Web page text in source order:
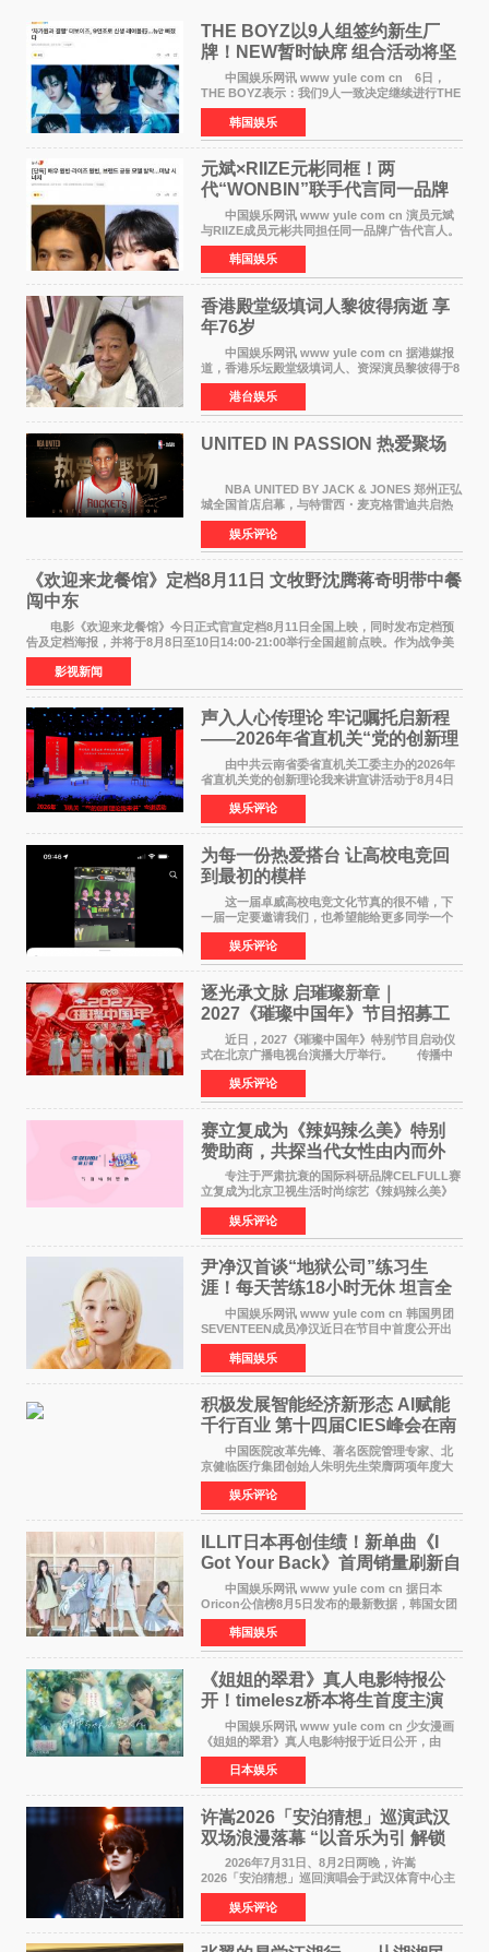
THE BOYZ以9人组签约新生厂
牌！NEW暂时缺席 组合活动将坚
定不移继续
中国娱乐网讯 www yule com cn 6日，
THE BOYZ表示：我们9人一致决定继续进行THE
BOYZ组合活动，并且已经完成了组合团体活动
签约。目前正在新生厂牌下进行活动准备。尚未
离开THE BOYZ原所
韩国娱乐
元斌×RIIZE元彬同框！两
代“WONBIN”联手代言同一品牌
颜值天花板合体
中国娱乐网讯 www yule com cn 演员元斌
与RIIZE成员元彬共同担任同一品牌广告代言人。
6日据独家报道，继演员元斌之后，RIIZE元彬最
近也被选为某在线中介平台A公司的共同广告代言
人，两人将作
韩国娱乐
香港殿堂级填词人黎彼得病逝 享
年76岁​
中国娱乐网讯 www yule com cn 据港媒报
道，香港乐坛殿堂级填词人、资深演员黎彼得于8
月5日上午因病离世，终年76岁。好友钟志光透
露，黎彼得今年3月中风后便卧床休养，身体机能
持续衰退，最
港台娱乐
UNITED IN PASSION 热爱聚场
NBA UNITED BY JACK & JONES 郑州正弘
城全国首店启幕，与特雷西・麦克格雷迪共启热
爱 2026 年7 月21 日，
NBAUNITEDBYJACK&JONES 全国首店，于郑
州正弘城正式启幕。NBA 传奇球星
娱乐评论
《欢迎来龙餐馆》定档8月11日 文牧野沈腾蒋奇明带中餐
闯中东
电影《欢迎来龙餐馆》今日正式官宣定档8月11日全国上映，同时发布定档预
告及定档海报，并将于8月8日至10日14:00-21:00举行全国超前点映。作为战争美
食大片，影片讲述的是中国厨师徐福（沈腾
影视新闻
声入人心传理论 牢记嘱托启新程
——2026年省直机关“党的创新理
论我来讲”宣讲活动圆满落幕
由中共云南省委省直机关工委主办的2026年
省直机关党的创新理论我来讲宣讲活动于8月4日
至5日在昆明举办。活动以 "牢记嘱托 感恩奋进
开创云南发展新局面 "为主题，坚持以新时代中国
特色社会主义
娱乐评论
为每一份热爱搭台 让高校电竞回
到最初的模样
这一届卓威高校电竞文化节真的很不错，下
一届一定要邀请我们，也希望能给更多同学一个
来到现场的机会。 2026卓威高校电竞文化节
已经落下帷幕，在活动结束后，仍有不少高校电
竞社负责人和现
娱乐评论
逐光承文脉 启璀璨新章｜
2027《璀璨中国年》节目招募工
作圆满启动
近日，2027《璀璨中国年》特别节目启动仪
式在北京广播电视台演播大厅举行。 传播中
华优秀传统文化，弘扬纯正国风艺术，打造高规
格、高质感、正能量的文艺盛典，是璀璨中国年
矢志不渝的初心
娱乐评论
赛立复成为《辣妈辣么美》特别
赞助商，共探当代女性由内而外
活力美
专注于严肃抗衰的国际科研品牌CELFULL赛
立复成为北京卫视生活时尚综艺《辣妈辣么美》
的特别赞助商,明星辣妈袁咏仪倾情参与，向广大
都市女性传递健康生活新主张，寄语当代女性在
家庭与自我之间
娱乐评论
尹净汉首谈“地狱公司”练习生
涯！每天苦练18小时无休 坦言全
靠成员撑过来
中国娱乐网讯 www yule com cn 韩国男团
SEVENTEEN成员净汉近日在节目中首度公开出
道前的残酷练习生经历，并提及经纪公司Pledis
娱乐，引发广泛关注。 在8月2日播出的日本
TBS综艺节目《周
韩国娱乐
积极发展智能经济新形态 Al赋能
千行百业 第十四届CIES峰会在南
京盛大召开
中国医院改革先锋、著名医院管理专家、北
京健临医疗集团创始人朱明先生荣膺两项年度大
奖 2026年7月31日，盛夏金陵，长江之畔，
以重落地·真务实·强链接为主题的2026&lsquo;人
工智能+&rsquo
娱乐评论
ILLIT日本再创佳绩！新单曲《I
Got Your Back》首周销量刷新自
身纪录
中国娱乐网讯 www yule com cn 据日本
Oricon公信榜8月5日发布的最新数据，韩国女团
ILLIT在日本发行的第二张单曲《I Got Your
Back》首周销量达到71,009张，成功跻身最新一
期周单曲排行
韩国娱乐
《姐姐的翠君》真人电影特报公
开！timelesz桥本将生首度主演
12月4日上映
中国娱乐网讯 www yule com cn 少女漫画
《姐姐的翠君》真人电影特报于近日公开，由
timelesz成员桥本将生担任主演，这也是他首次
担任电影主演，引发高度关注。 女高中生咲
苗翠（中岛瑠菜
日本娱乐
许嵩2026「安泊猜想」巡演武汉
双场浪漫落幕 “以音乐为引 解锁
江城记忆”
2026年7月31日、8月2日两晚，许嵩
2026「安泊猜想」巡回演唱会于武汉体育中心主
体育场盛大开唱。许嵩与数万歌迷在此相聚，从
浪漫惬意的舞台设计到充满诚意与惊喜的现场互
动，共同开启了一场关于
娱乐评论